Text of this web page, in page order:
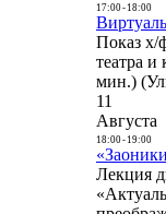
17:00- 18:00
Показ х/
театра
мин.)
11
Августа
18:00- 19:00
Лекция